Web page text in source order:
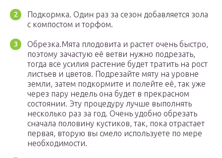
Подкормка. Один раз за сезон добавляется зола
с компостом и торфом.
Обрезка.Мята плодовита и растет очень быстро,
поэтому зачастую её ветви нужно подрезать,
тогда все усилия растение будет тратить на рост
листьев и цветов. Подрезайте мяту на уровне
земли, затем подкормите и полейте её, так уже
через пару недель она будет в прекрасном
состоянии. Эту процедуру лучше выполнять
несколько раз за год. Очень удобно обрезать
сначала половину кустиков, так, пока отрастает
первая, вторую вы смело используете по мере
необходимости.